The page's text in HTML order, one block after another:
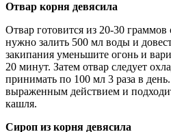
Отвар корня девясила
Отвар готовится из 20-30 граммов
нужно залить 500 мл воды и
закипания уменьшите огонь и
20 минут. Затем отвар следует
принимать по 100 мл 3 раза в
выраженным действием и
кашля.
Сироп из корня девясила